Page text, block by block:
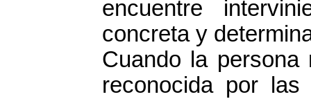
encuentre
concreta y
Cuando la persona
reconocida por